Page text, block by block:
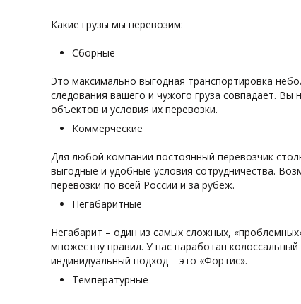
Какие грузы мы перевозим:
Сборные
Это максимально выгодная транспортировка
следования вашего и чужого груза совпадает.
объектов и условия их перевозки.
Коммерческие
Для любой компании постоянный перевозчик
выгодные и удобные условия сотрудничества.
перевозки по всей России и за рубеж.
Негабаритные
Негабарит – один из самых сложных,
множеству правил. У нас наработан
индивидуальный подход – это «Фортис».
Температурные